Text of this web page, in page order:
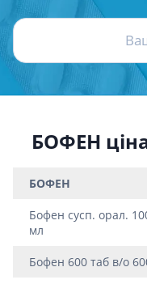
БОФЕН
БОФЕН
Бофен сусп. орал.
мл
Бофен 600 таб в/о